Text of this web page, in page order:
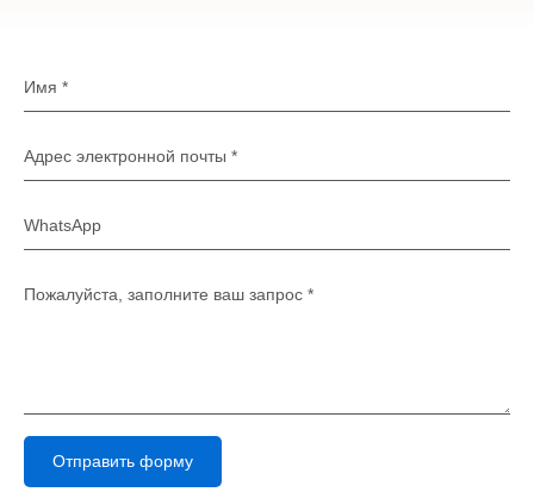
Отправить форму